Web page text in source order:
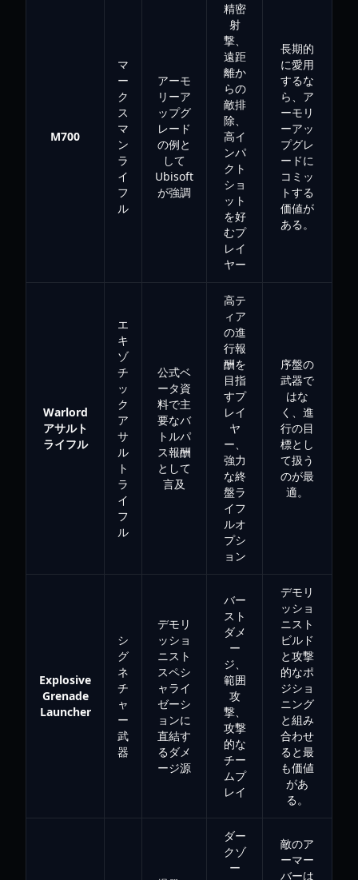
M700
マ
ー
ク
ス
マ
ン
ラ
イ
フ
ル
アーモ
リーア
ップグ
レード
の例と
して
Ubisoft
が強調
精密
射
撃、
遠距
離か
らの
敵排
除、
高イ
ンパ
クト
ショ
ット
を好
むプ
レイ
ヤー
長期的
に愛用
するな
ら、ア
ーモリ
ーアッ
プグレ
ードに
コミッ
トする
価値が
ある。
Warlord
アサルト
ライフル
エ
キ
ゾ
チ
ッ
ク
ア
サ
ル
ト
ラ
イ
フ
ル
公式ベ
ータ資
料で主
要なバ
トルパ
ス報酬
として
言及
高テ
ィア
の進
行報
酬を
目指
すプ
レイ
ヤ
ー、
強力
な終
盤ラ
イフ
ルオ
プシ
ョン
序盤の
武器で
はな
く、進
行の目
標とし
て扱う
のが最
適。
Explosive
Grenade
Launcher
シ
グ
ネ
チ
ャ
ー
武
器
デモリ
ッショ
ニスト
スペシ
ャライ
ゼーシ
ョンに
直結す
るダメ
ージ源
バー
スト
ダメ
ー
ジ、
範囲
攻
撃、
攻撃
的な
チー
ムプ
レイ
デモリ
ッショ
ニスト
ビルド
と攻撃
的なポ
ジショ
ニング
と組み
合わせ
ると最
も価値
があ
る。
ダー
クゾ
ー
敵のア
ーマー
バーは